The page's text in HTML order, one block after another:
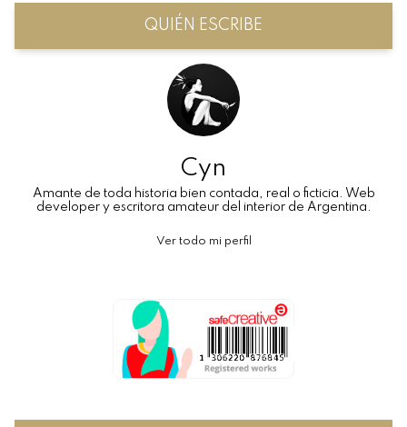
QUIÉN ESCRIBE
Cyn
Amante de toda historia bien contada, real o ficticia. Web
developer y escritora amateur del interior de Argentina.
Ver todo mi perfil